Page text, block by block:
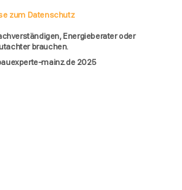
zum Datenschutz
Energieberater oder
brauchen.
mainz.de 2025